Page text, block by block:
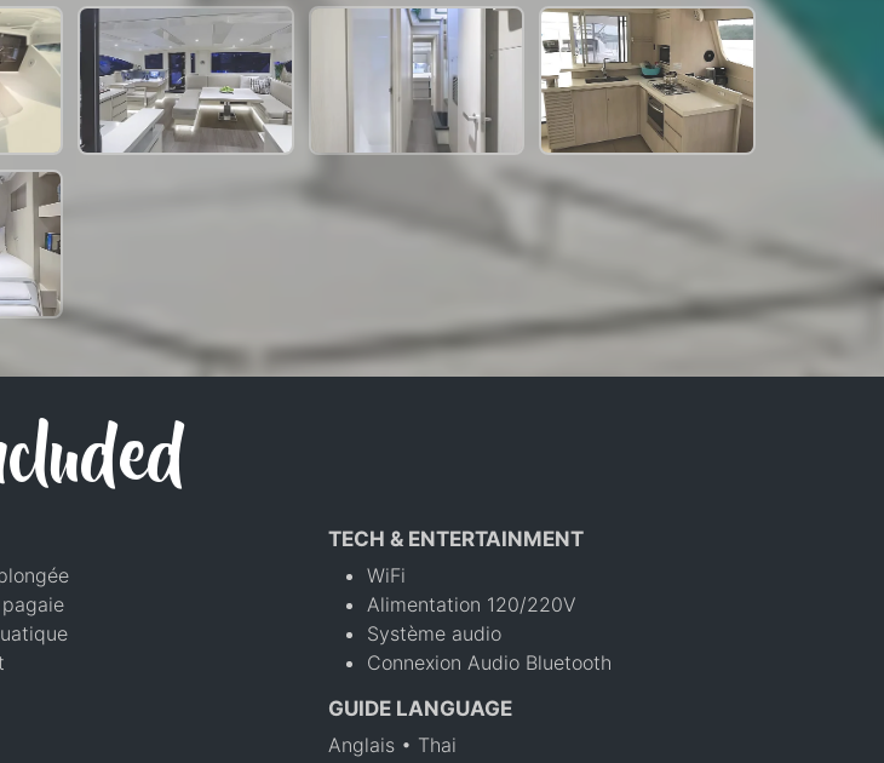
TECH & ENTERTAINMENT
WiFi
Alimentation 120/220V
Système audio
Connexion Audio Bluetooth
GUIDE LANGUAGE
Anglais • Thai